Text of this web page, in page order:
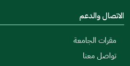
الاتصال والدعم
مقرات الجامعة
تواصل معنا